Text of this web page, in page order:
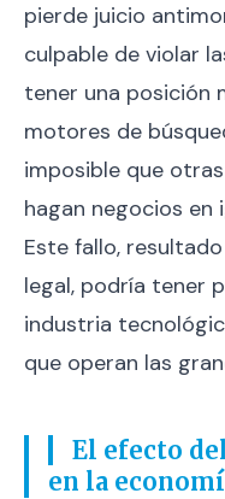
pierde juicio
culpable de violar
tener una posición
motores de
imposible que
hagan negocios en
Este fallo,
legal, podría tener
industria
que operan las
El efecto
en la